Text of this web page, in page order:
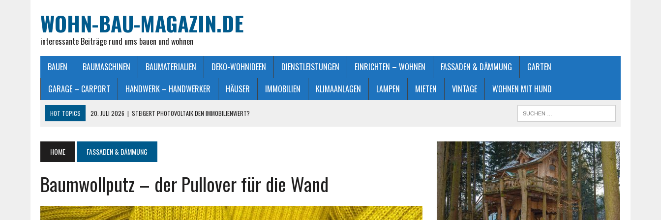
WOHN-BAU-MAGAZIN.DE
interessante Beiträge rund ums bauen und wohnen
BAUEN BAUMASCHINEN BAUMATERIALIEN DEKO-WOHNIDEEN DIENSTLEISTUNGEN EINRICHTEN – WOHNEN FASSADEN & DÄMMUNG
GARTEN
GARAGE – CARPORT
HANDWERK – HANDWERKER HÄUSER IMMOBILIEN KLIMAANLAGEN LAMPEN MIETEN VINTAGE WOHNEN MIT HUND
HOT TOPICS 20. JULI 2026 | STEIGERT PHOTOVOLTAIK DEN IMMOBILIENWERT?
25. JUNI 2026 | FRANZÖSISCHES DOPPELBETT: MASSE, VORTEILE UND KAUFBERATUNG
SO EINFACH GELINGT – DIE PERFEKTE TERRASSENGESTALTUNG
HOME FASSADEN & DÄMMUNG
Baumwollputz – der Pullover für die Wand